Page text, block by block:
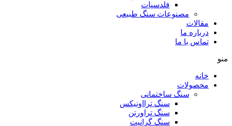
فلدسپات
مصنوعات سنگ طبیعی
مقالات
درباره ما
تماس با ما
منو
خانه
محصولات
سنگ ساختمانی
سنگ ترااونیکس
سنگ تراورتن
سنگ گرانیت